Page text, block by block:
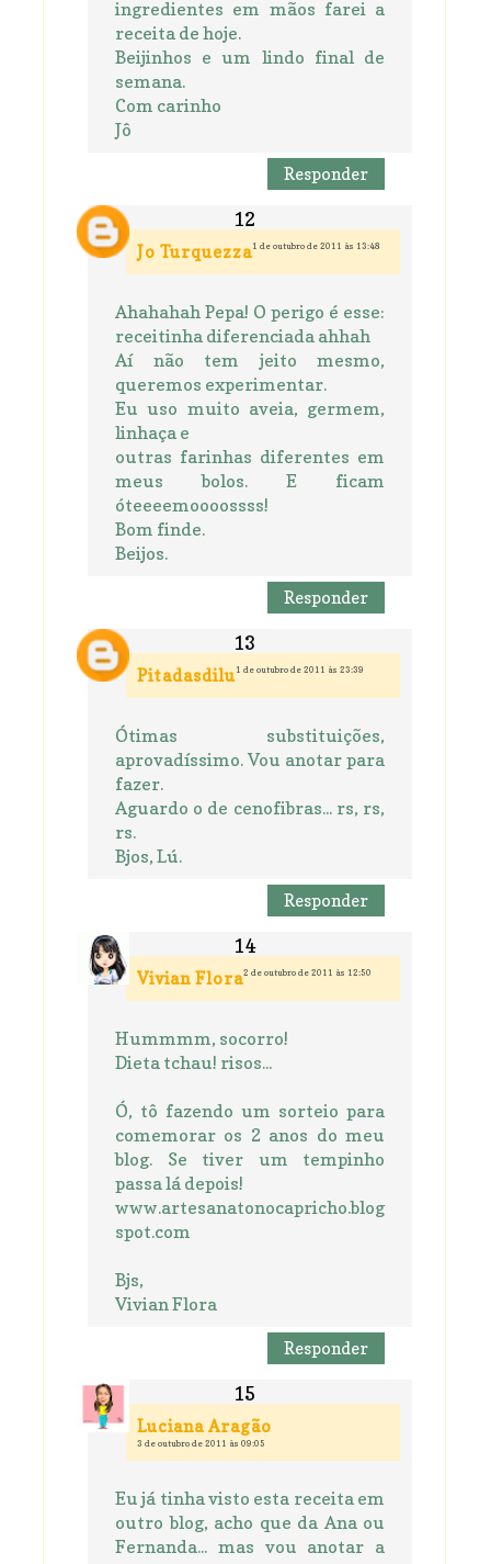
ingredientes em mãos farei a
receita de hoje.
Beijinhos e um lindo final de
semana.
Com carinho
Jô
Responder
Jo Turquezza1 de outubro de 2011 às 13:48
Ahahahah Pepa! O perigo é esse:
receitinha diferenciada ahhah
Aí não tem jeito mesmo,
queremos experimentar.
Eu uso muito aveia, germem,
linhaça e
outras farinhas diferentes em
meus bolos. E ficam
óteeeemoooossss!
Bom finde.
Beijos.
Responder
Pitadasdilu 1 de outubro de 2011 às 23:39
Ótimas substituições,
aprovadíssimo. Vou anotar para
fazer.
Aguardo o de cenofibras... rs, rs,
rs.
Bjos, Lú.
Responder
Vivian Flora2 de outubro de 2011 às 12:50
Hummmm, socorro!
Dieta tchau! risos...
Ó, tô fazendo um sorteio para
comemorar os 2 anos do meu
blog. Se tiver um tempinho
passa lá depois!
www.artesanatonocapricho.blog
spot.com
Bjs,
Vivian Flora
Responder
Luciana Aragão
3 de outubro de 2011 às 09:05
Eu já tinha visto esta receita em
outro blog, acho que da Ana ou
Fernanda... mas vou anotar a